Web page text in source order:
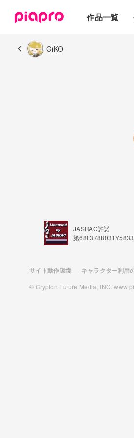
作品一覧
3Dモデル
GiKO
JASRAC許諾
第
サイト動作環境 キャラクター利用
© Crypton Future Media, INC.